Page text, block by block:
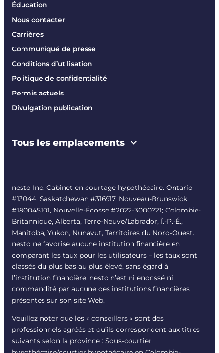
Éducation
Nous contacter
Carrières
Communiqué de presse
Conditions d’utilisation
Politique de confidentialité
Permis actuels
Divulgation publication
Tous les emplacements
nesto Inc. Cabinet en courtage hypothécaire. Ontario
#13044, Saskatchewan #316917, Nouveau-Brunswick
#180045101, Nouvelle-Écosse #2022-3000221; Colombie-
Britannique, Alberta, Terre-Neuve/Labrador, Î.-P.-É.,
Manitoba, Yukon, Nunavut, Territoires du Nord-Ouest.
nesto ne favorise aucune institution financière en
comparant les taux pour les utilisateurs – les taux sont
classés du plus bas au plus élevé, sans égard à
l’institution financière. nesto n’est ni endossé ni
commandité par aucune des institutions financières
présentes sur son site Web.
Veuillez noter que les « conseillers » sont des
professionnels agréés et qu’ils correspondent aux titres
suivants selon la province : Sous-courtier